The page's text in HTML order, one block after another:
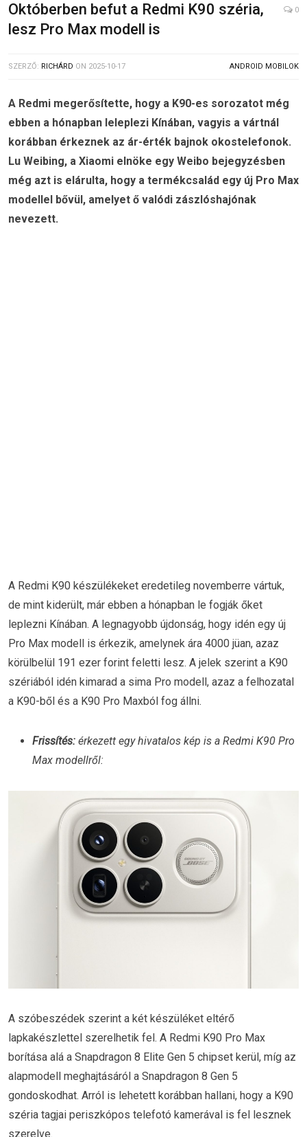
Októberben befut a Redmi K90 széria,
lesz Pro Max modell is
0
SZERZŐ: RICHÁRD ON 2025-10-17 ANDROID MOBILOK
A Redmi megerősítette, hogy a K90-es sorozatot még
ebben a hónapban leleplezi Kínában, vagyis a vártnál
korábban érkeznek az ár-érték bajnok okostelefonok.
Lu Weibing, a Xiaomi elnöke egy Weibo bejegyzésben
még azt is elárulta, hogy a termékcsalád egy új Pro Max
modellel bővül, amelyet ő valódi zászlóshajónak
nevezett.
A Redmi K90 készülékeket eredetileg novemberre vártuk,
de mint kiderült, már ebben a hónapban le fogják őket
leplezni Kínában. A legnagyobb újdonság, hogy idén egy új
Pro Max modell is érkezik, amelynek ára 4000 jüan, azaz
körülbelül 191 ezer forint feletti lesz. A jelek szerint a K90
szériából idén kimarad a sima Pro modell, azaz a felhozatal
a K90-ből és a K90 Pro Maxból fog állni.
Frissítés: érkezett egy hivatalos kép is a Redmi K90 Pro
Max modellről:
A szóbeszédek szerint a két készüléket eltérő
lapkakészlettel szerelhetik fel. A Redmi K90 Pro Max
borítása alá a Snapdragon 8 Elite Gen 5 chipset kerül, míg az
alapmodell meghajtásáról a Snapdragon 8 Gen 5
gondoskodhat. Arról is lehetett korábban hallani, hogy a K90
széria tagjai periszkópos telefotó kamerával is fel lesznek
szerelve.